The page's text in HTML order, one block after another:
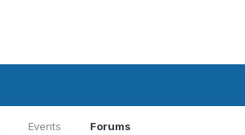
Events Forums